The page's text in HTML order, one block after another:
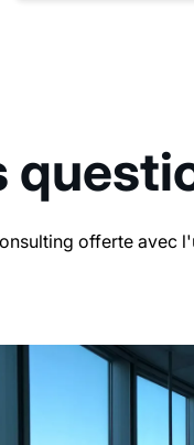
offerte avec